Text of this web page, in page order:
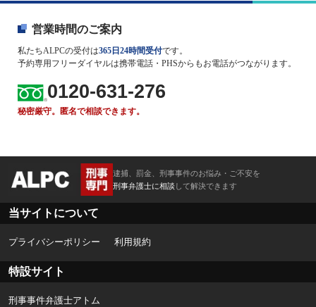
営業時間のご案内
私たちALPCの受付は365日24時間受付です。
予約専用フリーダイヤルは携帯電話・PHSからもお電話がつながります。
0120-631-276
秘密厳守。匿名で相談できます。
逮捕、罰金、刑事事件のお悩み・ご不安を
刑事弁護士に相談 して解決できます
当サイトについて
プライバシーポリシー 利用規約
特設サイト
刑事事件弁護士アトム